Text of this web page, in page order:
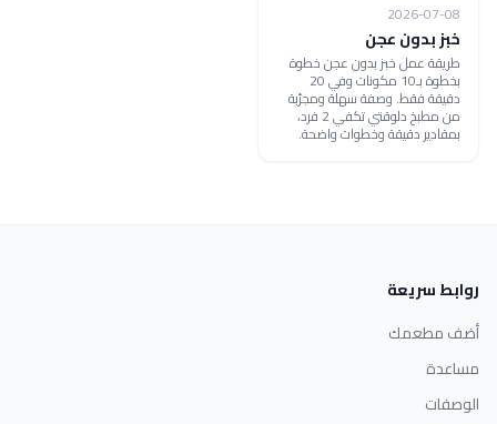
2026-07-08
خبز بدون عجن
طريقة عمل خبز بدون عجن خطوة
بخطوة بـ10 مكونات وفي 20
دقيقة فقط. وصفة سهلة ومجرّبة
من مطبخ دلوقتي تكفي 2 فرد،
بمقادير دقيقة وخطوات واضحة.
روابط سريعة
أضف مطعمك
مساعدة
الوصفات